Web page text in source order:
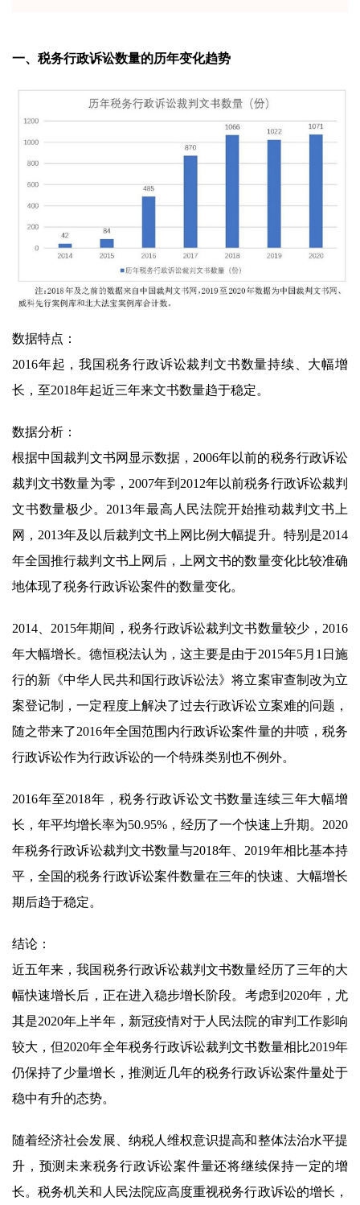
一、税务行政诉讼数量的历年变化趋势
数据特点：
2016年起，我国税务行政诉讼裁判文书数量持续、大幅增
长，至2018年起近三年来文书数量趋于稳定。
数据分析：
根据中国裁判文书网显示数据，2006年以前的税务行政诉讼
裁判文书数量为零，2007年到2012年以前税务行政诉讼裁判
文书数量极少。2013年最高人民法院开始推动裁判文书上
网，2013年及以后裁判文书上网比例大幅提升。特别是2014
年全国推行裁判文书上网后，上网文书的数量变化比较准确
地体现了税务行政诉讼案件的数量变化。
2014、2015年期间，税务行政诉讼裁判文书数量较少，2016
年大幅增长。德恒税法认为，这主要是由于2015年5月1日施
行的新《中华人民共和国行政诉讼法》将立案审查制改为立
案登记制，一定程度上解决了过去行政诉讼立案难的问题，
随之带来了2016年全国范围内行政诉讼案件量的井喷，税务
行政诉讼作为行政诉讼的一个特殊类别也不例外。
2016年至2018年，税务行政诉讼文书数量连续三年大幅增
长，年平均增长率为50.95%，经历了一个快速上升期。2020
年税务行政诉讼裁判文书数量与2018年、2019年相比基本持
平，全国的税务行政诉讼案件数量在三年的快速、大幅增长
期后趋于稳定。
结论：
近五年来，我国税务行政诉讼裁判文书数量经历了三年的大
幅快速增长后，正在进入稳步增长阶段。考虑到2020年，尤
其是2020年上半年，新冠疫情对于人民法院的审判工作影响
较大，但2020年全年税务行政诉讼裁判文书数量相比2019年
仍保持了少量增长，推测近几年的税务行政诉讼案件量处于
稳中有升的态势。
随着经济社会发展、纳税人维权意识提高和整体法治水平提
升，预测未来税务行政诉讼案件量还将继续保持一定的增
长。税务机关和人民法院应高度重视税务行政诉讼的增长，